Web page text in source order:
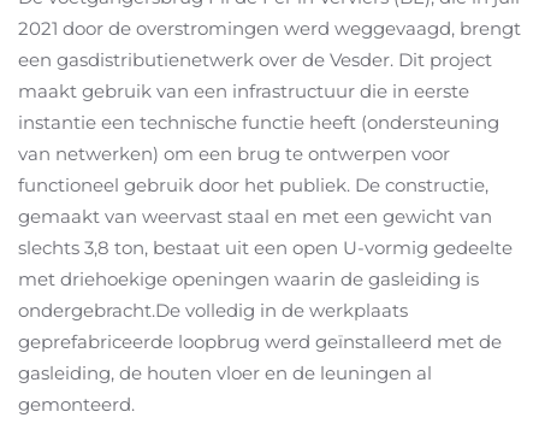
2021 door de overstromingen werd weggevaagd, brengt
een gasdistributienetwerk over de Vesder. Dit project
maakt gebruik van een infrastructuur die in eerste
instantie een technische functie heeft (ondersteuning
van netwerken) om een brug te ontwerpen voor
functioneel gebruik door het publiek. De constructie,
gemaakt van weervast staal en met een gewicht van
slechts 3,8 ton, bestaat uit een open U-vormig gedeelte
met driehoekige openingen waarin de gasleiding is
ondergebracht.De volledig in de werkplaats
geprefabriceerde loopbrug werd geïnstalleerd met de
gasleiding, de houten vloer en de leuningen al
gemonteerd.